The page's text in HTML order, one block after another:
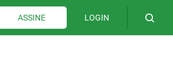
ASSINE LOGIN